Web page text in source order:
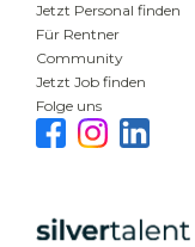
Jetzt Personal finden
Für Rentner
Community
Jetzt Job finden
Folge uns